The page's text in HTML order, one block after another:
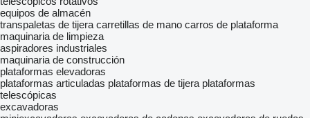
equipos de almacén
transpaletas de tijera carretillas de mano carros de plataforma
maquinaria de limpieza
aspiradores industriales
maquinaria de construcción
plataformas elevadoras
plataformas articuladas plataformas de tijera plataformas
telescópicas
excavadoras